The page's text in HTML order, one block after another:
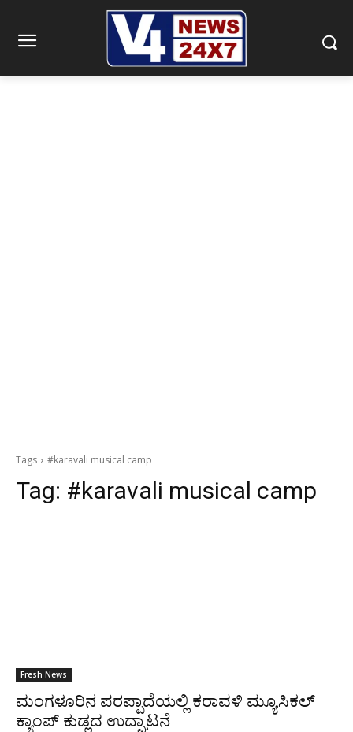
Tags #karavali musical camp
Tag: #karavali musical camp
Fresh News
ಮಂಗಳೂರಿನ ಪರಪ್ಪಾದೆಯಲ್ಲಿ ಕರಾವಳಿ ಮ್ಯೂಸಿಕಲ್
ಕ್ಯಾಂಪ್ ಕುಡ್ಲದ ಉದ್ಘಾಟನೆ